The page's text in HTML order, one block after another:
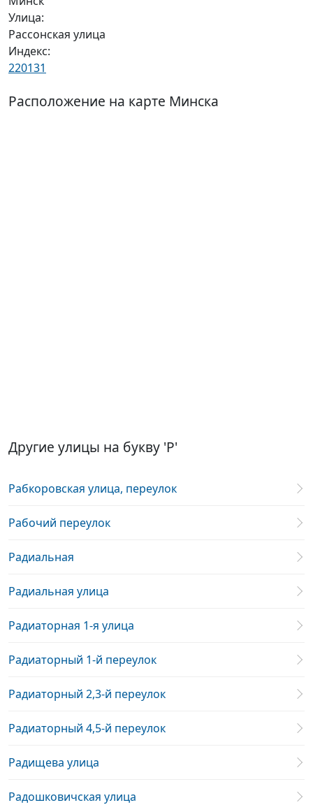
Улица:
Рассонская улица
Индекс:
220131
Расположение на карте Минска
Другие улицы на букву 'Р'
Рабкоровская улица, переулок
Рабочий переулок
Радиальная
Радиальная улица
Радиаторная 1-я улица
Радиаторный 1-й переулок
Радиаторный 2,3-й переулок
Радиаторный 4,5-й переулок
Радищева улица
Радошковичская улица